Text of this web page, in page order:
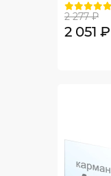
2 277 ₽
2 051 ₽